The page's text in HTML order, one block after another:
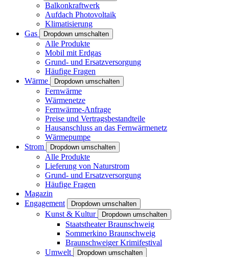
Balkonkraftwerk
Aufdach Photovoltaik
Klimatisierung
Gas
Dropdown umschalten
Alle Produkte
Mobil mit Erdgas
Grund- und Ersatzversorgung
Häufige Fragen
Wärme
Dropdown umschalten
Fernwärme
Wärmenetze
Fernwärme-Anfrage
Preise und Vertragsbestandteile
Hausanschluss an das Fernwärmenetz
Wärmepumpe
Strom
Dropdown umschalten
Alle Produkte
Lieferung von Naturstrom
Grund- und Ersatzversorgung
Häufige Fragen
Magazin
Engagement
Dropdown umschalten
Kunst & Kultur Dropdown umschalten
Staatstheater Braunschweig
Sommerkino Braunschweig
Braunschweiger Krimifestival
Umwelt
Dropdown umschalten